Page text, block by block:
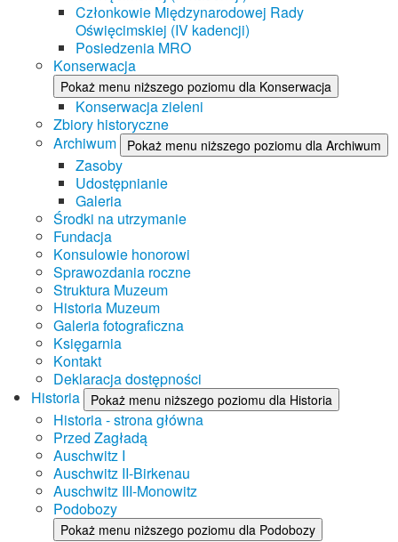
Członkowie Międzynarodowej Rady
Oświęcimskiej (IV kadencji)
Posiedzenia MRO
Konserwacja
Pokaż menu niższego poziomu dla Konserwacja
Konserwacja zieleni
Zbiory historyczne
Archiwum
Pokaż menu niższego poziomu dla Archiwum
Zasoby
Udostępnianie
Galeria
Środki na utrzymanie
Fundacja
Konsulowie honorowi
Sprawozdania roczne
Struktura Muzeum
Historia Muzeum
Galeria fotograficzna
Księgarnia
Kontakt
Deklaracja dostępności
Historia
Pokaż menu niższego poziomu dla Historia
Historia - strona główna
Przed Zagładą
Auschwitz I
Auschwitz II-Birkenau
Auschwitz III-Monowitz
Podobozy
Pokaż menu niższego poziomu dla Podobozy